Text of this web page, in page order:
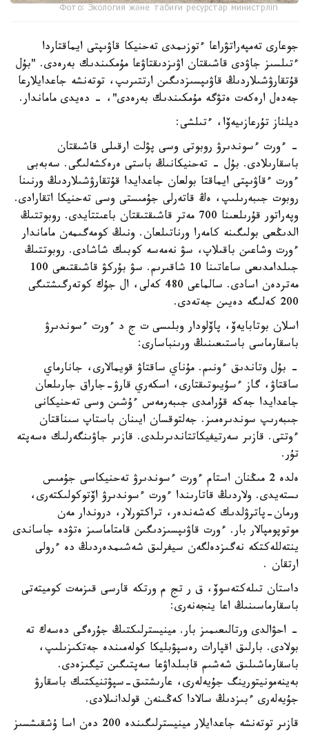
Фото: Экология және табиғи ресурстар министрлігі
جوعارى تەمپەراتۋراعا ءتوزىمدى تەحنيكا قاۋىپتى ايماقتاردا
ءتىلسىز جاۋدى قاشىقتان اۋىزدىقتاۋعا مۇمكىندىك بەرەدى. "بۇل
قۇتقارۋشىلاردىڭ قاۋىپسىزدىگىن ارتتىرىپ، توتەنشە جاعدايلارعا
جەدەل ارەكەت ەتۋگە مۇمكىندىك بەرەدى"، - دەيدى ماماندار.
ديلناز تۇرعازىيەۆا، ءتىلشى:
- ءورت ءسوندىرۋ روبوتى وسى پۋلت ارقىلى قاشىقتان
باسقارىلادى. بۇل - تەحنيكانىڭ باستى ەرەكشەلىگى. سەبەبى
ءورت ءقاۋىپتى ايماقتا بولعان جاعدايدا قۇتقارۋشىلاردىڭ ورنىنا
روبوت جىبەرىلىپ، ەڭ قاتەرلى جۇمىستى وسى تەحنيكا اتقارادى.
وپەراتور قۇرىلعىنا 700 مەتر قاشىقتىقتان باعىتتايدى. روبوتتىڭ
الدىڭعى بولىگىنە كامەرا ورناتىلعان. ونىڭ كومەگىمەن ماماندار
ءورت وشاعىن باقىلاپ، سۋ نەمەسە كوبىك شاشادى. روبوتتىڭ
جىلدامدىعى ساعاتىنا 10 شاقىرىم. سۋ بۇركۋ قاشىقتىعى 100
مەتردەن اسادى. سالماعى 480 كەلى، ال جۇك كوتەرگىشتىگى
200 كەلىگە دەيىن جەتەدى.
اسلان بوتابايەۆ، پاۆلودار وبلىسى ت ج د ءورت ءسوندىرۋ
باسقارماسى باستىعىنىڭ ورىنباسارى:
- بۇل وتاندىق ءونىم. مۇناي ساقتاۋ قويمالارى، جانارماي
ساقتاۋ، گاز ءسۇيىوتىقتارى، اسكەري قارۋ-جاراق جارىلعان
جاعدايدا جەكە قۇرامدى جىبەرمەس ءۇشىن وسى تەحنيكانى
جىبەرىپ سوندىرەمىز. جەلتوقسان ايىنان باستاپ سىناقتان
ءوتتى. قازىر سەرتيفيكاتتاندىرىلدى. قازىر جاۋىنگەرلىك ەسەپتە
تۇر.
ەلدە 2 مىڭنان استام ءورت ءسوندىرۋ تەحنيكاسى جۇمىس
ىستەيدى. ولاردىڭ قاتارىندا ءورت ءسوندىرۋ اۆتوكولىكتەرى،
ورمان-پاترۋلدىك كەشەندەر، تراكتورلار، دروندار مەن
موتوپومپالار بار. ءورت قاۋىپسىزدىگىن قامتاماسىز ەتۋدە جاساندى
ينتەللەكتكە نەگىزدەلگەن سيفرلىق شەشىمدەردىڭ دە ءرولى
ارتقان .
داستان تىلەكتەسوۆ، ق ر تج م ورتكە قارسى قىزمەت كوميتەتى
باسقارماسىنىڭ اعا ينجەنەرى:
- احۋالدى ورتالىعىمىز بار. مينيسترلىكتىڭ جۇرەگى دەسەك تە
بولادى. بارلىق اقپارات رەسپۋبليكا كولەمىندە جەتكىزىلىپ،
باسقارماشىلىق شەشىم قابىلداۋعا سەپتىگىن تيگىزەدى.
بەينەمونيتورينگ جۇيەلەرى، عارىشتىق-سپۋتنيكتىك باسقارۋ
جۇيەلەرى ءبىزدىڭ سالادا كەڭىنەن قولدانىلادى.
قازىر توتەنشە جاعدايلار مينيسترلىگىندە 200 دەن اسا ۇشقىشسىز